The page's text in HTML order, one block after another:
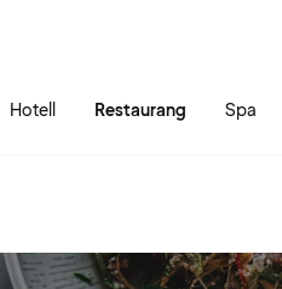
Hotell Restaurang Spa